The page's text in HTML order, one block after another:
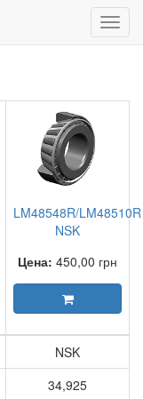
LM48548R/LM48510R
NSK
Цена: 450,00 грн
NSK
34,925